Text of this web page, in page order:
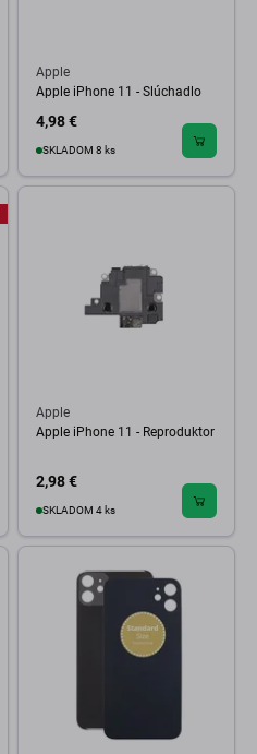
Apple
Apple iPhone 11 - Slúchadlo
4,98 €
SKLADOM 8 ks
Apple
Apple iPhone 11 - Reproduktor
2,98 €
SKLADOM 4 ks